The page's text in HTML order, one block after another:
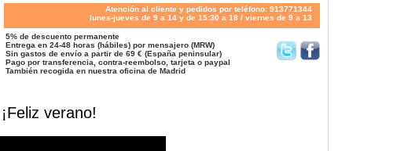
Atención al cliente y pedidos por teléfono: 913771344
lunes-jueves de 9 a 14 y de 15:30 a 18 / viernes de 9 a 13
5% de descuento permanente
Entrega en 24-48 horas (hábiles) por mensajero (MRW)
Sin gastos de envío a partir de 69 € (España peninsular)
Pago por transferencia, contra-reembolso, tarjeta o paypal
También recogida en nuestra oficina de Madrid
verano!